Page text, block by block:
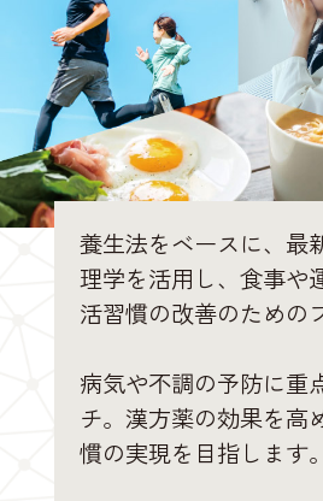
養生法をベースに、最
理学を活用し、食事や
活習慣の改善のための
病気や不調の予防に重
チ。漢方薬の効果を高
慣の実現を目指します。